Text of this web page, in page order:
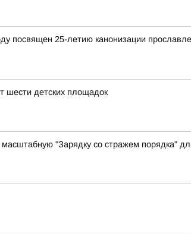
посвящен 25-летию канонизации
шести детских площадок
"Зарядку со стражем порядка"